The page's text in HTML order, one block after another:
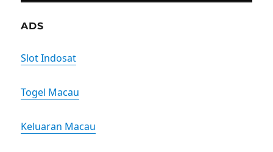
ADS
Slot Indosat
Togel Macau
Keluaran Macau